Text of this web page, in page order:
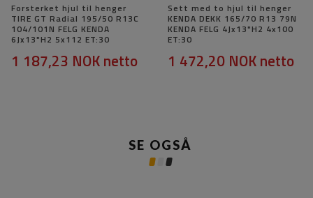
Forsterket hjul til henger
TIRE GT Radial 195/50 R13C
104/101N FELG KENDA
6Jx13"H2 5x112 ET:30
1 187,23 NOKnetto
Sett med to hjul til henger
KENDA DEKK 165/70 R13 79N
KENDA FELG 4Jx13"H2 4x100
ET:30
1 472,20 NOKnetto
SE OGSÅ